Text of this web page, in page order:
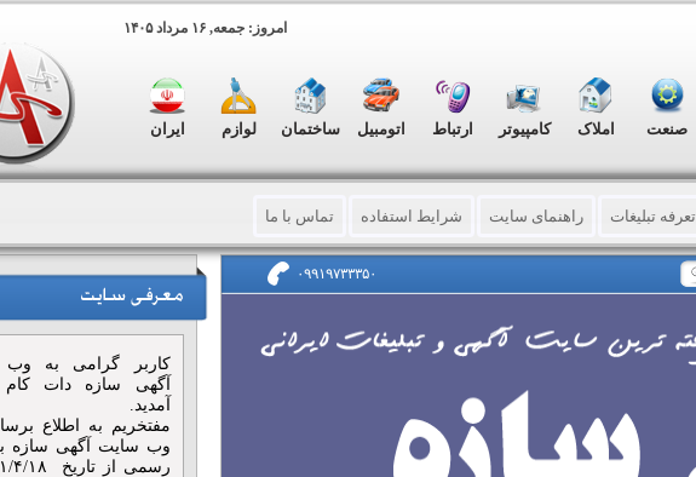
امروز: جمعه, ۱۶ مرداد ۱۴۰۵
صنعت املاک کامپیوتر ارتباط اتومبیل ساختمان لوازم ایران
تعرفه تبلیغات راهنمای سایت شرایط استفاده تماس با ما
۰۹۹۱۹۷۳۳۳۵۰
کاربر گرامی به
آگهی سازه دات
آمدید.
مفتخریم به اطلاع
وب سایت آگهی سازه